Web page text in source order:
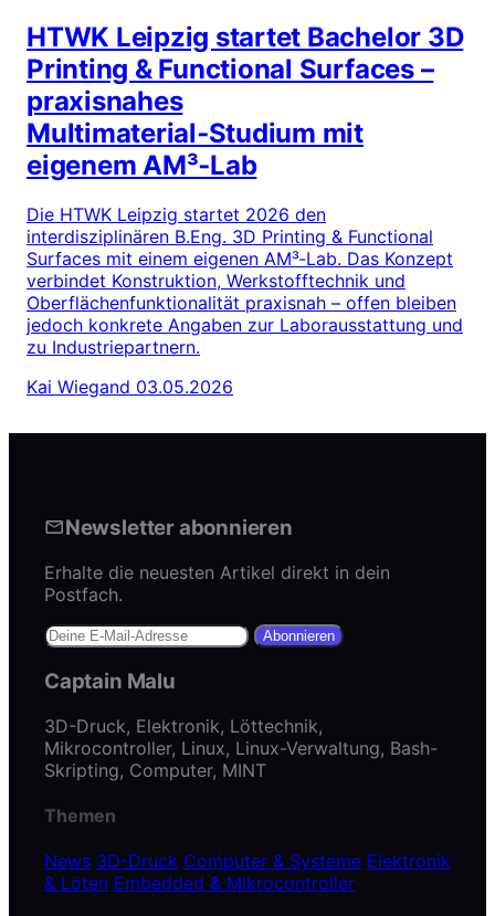
HTWK Leipzig startet Bachelor 3D
Printing & Functional Surfaces –
praxisnahes
Multimaterial‑Studium mit
eigenem AM³‑Lab
Die HTWK Leipzig startet 2026 den
interdisziplinären B.Eng. 3D Printing & Functional
Surfaces mit einem eigenen AM³‑Lab. Das Konzept
verbindet Konstruktion, Werkstofftechnik und
Oberflächenfunktionalität praxisnah – offen bleiben
jedoch konkrete Angaben zur Laborausstattung und
zu Industriepartnern.
Kai Wiegand 03.05.2026
Newsletter abonnieren
Erhalte die neuesten Artikel direkt in dein
Postfach.
Abonnieren
Captain Malu
3D-Druck, Elektronik, Löttechnik,
Mikrocontroller, Linux, Linux-Verwaltung, Bash-
Skripting, Computer, MINT
Themen
News 3D-Druck Computer & Systeme Elektronik
& Löten Embedded & Mikrocontroller